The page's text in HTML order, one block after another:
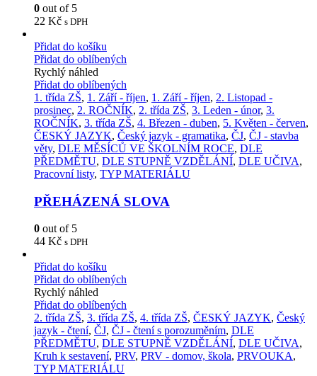
0 out of 5
22 Kč s DPH
Přidat do košíku
Přidat do oblíbených
Rychlý náhled
Přidat do oblíbených
1. třída ZŠ, 1. Září - říjen, 1. Září - říjen, 2. Listopad -
prosinec, 2. ROČNÍK, 2. třída ZŠ, 3. Leden - únor, 3.
ROČNÍK, 3. třída ZŠ, 4. Březen - duben, 5. Květen - červen,
ČESKÝ JAZYK, Český jazyk - gramatika, ČJ, ČJ - stavba
věty, DLE MĚSÍCŮ VE ŠKOLNÍM ROCE, DLE
PŘEDMĚTU, DLE STUPNĚ VZDĚLÁNÍ, DLE UČIVA,
Pracovní listy, TYP MATERIÁLU
PŘEHÁZENÁ SLOVA
0 out of 5
44 Kč s DPH
Přidat do košíku
Přidat do oblíbených
Rychlý náhled
Přidat do oblíbených
2. třída ZŠ, 3. třída ZŠ, 4. třída ZŠ, ČESKÝ JAZYK, Český
jazyk - čtení, ČJ, ČJ - čtení s porozuměním, DLE
PŘEDMĚTU, DLE STUPNĚ VZDĚLÁNÍ, DLE UČIVA,
Kruh k sestavení, PRV, PRV - domov, škola, PRVOUKA,
TYP MATERIÁLU